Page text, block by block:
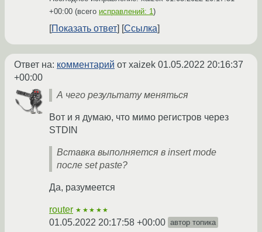
+00:00 (всего исправлений: 1)
Показать ответ Ссылка
Ответ на: комментарий от xaizek 01.05.2022 20:16:37
+00:00
А чего результату меняться
Вот и я думаю, что мимо регистров через
STDIN
Вставка выполняется в insert mode
после set paste?
Да, разумеется
router ★★★★★
01.05.2022 20:17:58 +00:00 автор топика